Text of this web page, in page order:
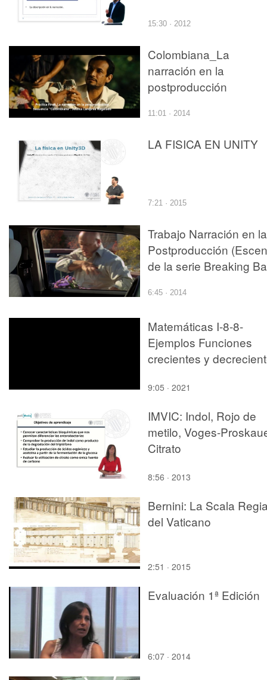
15:30 · 2012
Colombiana_La
narración en la
postproducción
11:01 · 2014
LA FISICA EN UNITY
7:21 · 2015
Trabajo Narración en la
Postproducción
de la serie Breaking
6:45 · 2014
Matemáticas I-8-8-
Ejemplos Funciones
crecientes y
9:05 · 2021
IMVIC: Indol, Rojo de
metilo, Voges-
Citrato
8:56 · 2013
Bernini: La Scala
del Vaticano
2:51 · 2015
Evaluación 1ª Edición
6:07 · 2014